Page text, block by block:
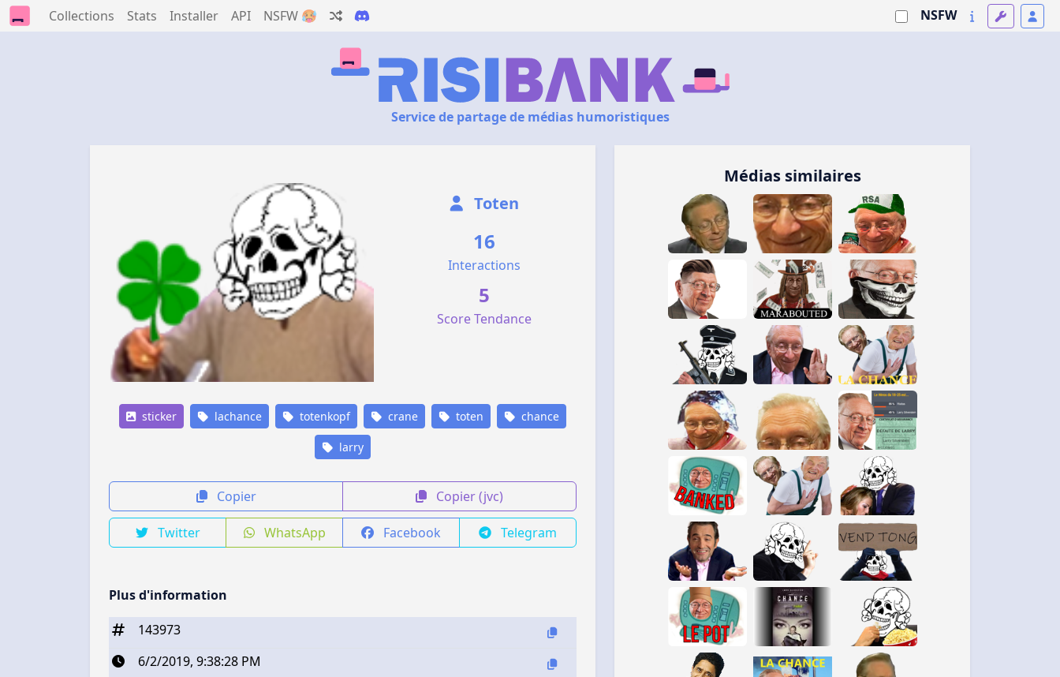
Collections Stats Installer API NSFW 🥵 NSFW
Service de partage de médias humoristiques
Toten
16
Interactions
5
Score Tendance
sticker lachance totenkopf crane toten chance
larry
Copier Copier (jvc)
Twitter WhatsApp Facebook Telegram
Plus d'information
143973
6/2/2019, 9:38:28 PM
Médias similaires